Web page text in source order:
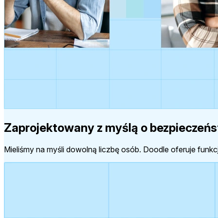
Zaprojektowany z myślą o
Mieliśmy na myśli dowolną liczbę osób. Doodle oferuje